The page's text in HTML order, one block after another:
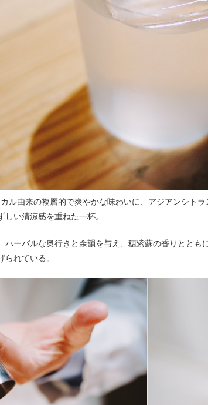
ル由来の複層的で爽やかな味わいに、アジアンシト
い清涼感を重ねた一杯。
ハーバルな奥行きと余韻を与え、穂紫蘇の香りととも
れている。